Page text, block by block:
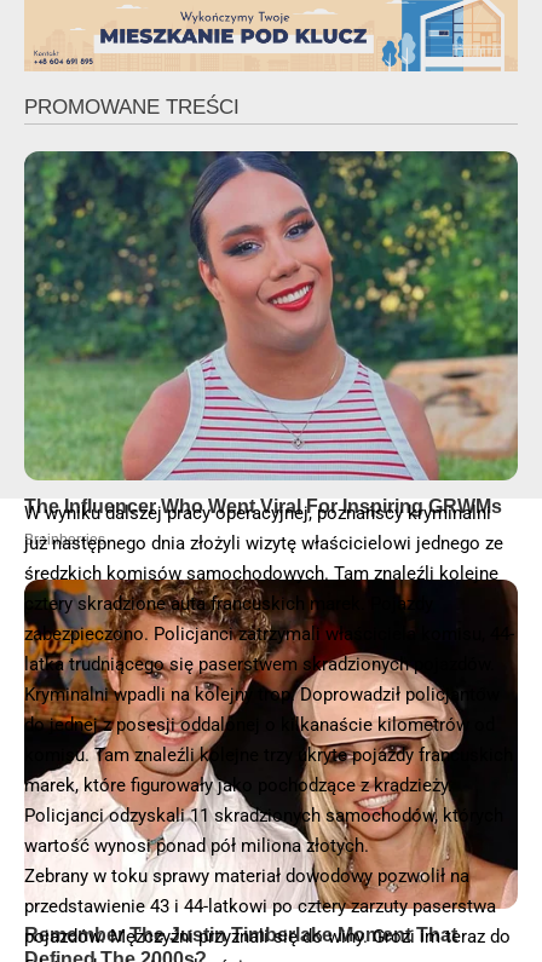
W wyniku dalszej pracy operacyjnej, poznańscy kryminalni
już następnego dnia złożyli wizytę właścicielowi jednego ze
średzkich komisów samochodowych. Tam znaleźli kolejne
cztery skradzione auta francuskich marek. Pojazdy
zabezpieczono. Policjanci zatrzymali właściciela komisu, 44-
latka trudniącego się paserstwem skradzionych pojazdów.
Kryminalni wpadli na kolejny trop. Doprowadził policjantów
do jednej z posesji oddalonej o kilkanaście kilometrów od
komisu. Tam znaleźli kolejne trzy ukryte pojazdy francuskich
marek, które figurowały jako pochodzące z kradzieży.
Policjanci odzyskali 11 skradzionych samochodów, których
wartość wynosi ponad pół miliona złotych.
Zebrany w toku sprawy materiał dowodowy pozwolił na
przedstawienie 43 i 44-latkowi po cztery zarzuty paserstwa
pojazdów. Mężczyźni przyznali się do winy. Grozi im teraz do